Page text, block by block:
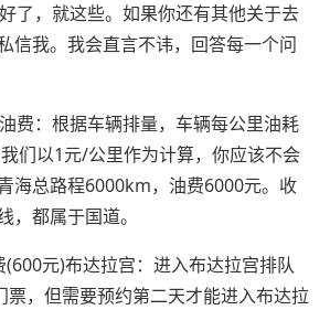
了，就这些。如果你还有其他关于去
信我。我会直言不讳，回答每一个问
费：根据车辆排量，车辆每公里油耗
们以1元/公里作为计算，你应该不会
海总路程6000km，油费6000元。收
，都属于国道。
元)布达拉宫：进入布达拉宫排队
票，但需要预约第二天才能进入布达拉